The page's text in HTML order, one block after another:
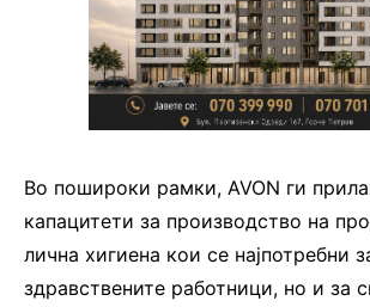
Во пошироки рамки, AVON ги
капацитети за производство на
лична хигиена кои се најпотребни
здравствените работници, но и за